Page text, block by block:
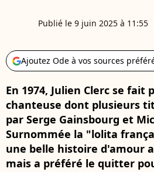
Publié le 9 juin 2025 à 11:55
Ajoutez Ode à vos sources
En 1974, Julien Clerc se fait
chanteuse dont plusieurs
par Serge Gainsbourg et
Surnommée la "lolita
une belle histoire d'amour
mais a préféré le quitter